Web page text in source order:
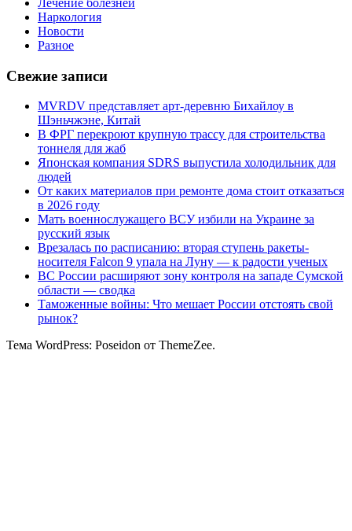
Наркология
Новости
Разное
Свежие записи
MVRDV представляет арт-деревню Бихайлоу в
Шэньчжэне, Китай
В ФРГ перекроют крупную трассу для строительства
тоннеля для жаб
Японская компания SDRS выпустила холодильник для
людей
От каких материалов при ремонте дома стоит отказаться
в 2026 году
Мать военнослужащего ВСУ избили на Украине за
русский язык
Врезалась по расписанию: вторая ступень ракеты-
носителя Falcon 9 упала на Луну — к радости ученых
ВС России расширяют зону контроля на западе Сумской
области — сводка
Таможенные войны: Что мешает России отстоять свой
рынок?
Тема WordPress: Poseidon от ThemeZee.